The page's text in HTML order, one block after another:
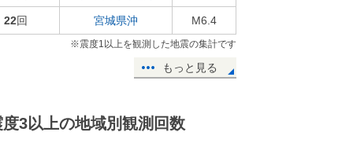
22回 宮城県沖 M6.4
※震度1以上を観測した地震の集計です
もっと見る
度3以上の地域別観測回数